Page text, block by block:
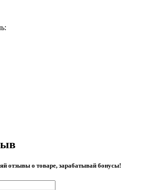
отзывы о товаре, зарабатывай бонусы!